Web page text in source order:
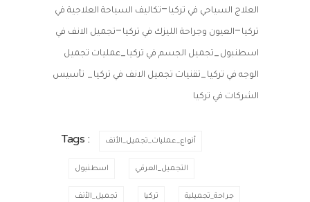
العلاج السياحي في تركيا –تكاليف السياحة العلاجية في
تركيا –العيون وجراحة الليزك في تركيا –تجميل الانف في
اسطنبول تجميل الجسم في تركيا عمليات تجميل
الوجه في تركيا تقنيات تجميل الانف في تركيا تأسيس
الشركات في تركيا
Tags : أنواع_عمليات_تجميل_الأنف
اسطنبول التجميل_العرقي
تجميل_الأنف تركيا جراحة_تجميلية